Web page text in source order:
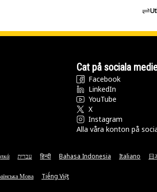
Cat på sociala
Facebook
LinkedIn
YouTube
X
Instagram
Alla våra konton på
עברית हिन्दी Bahasa Indonesia Italiano 日
Мова Tiếng Việt